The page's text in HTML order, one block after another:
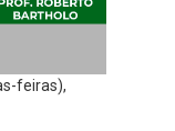
feiras),